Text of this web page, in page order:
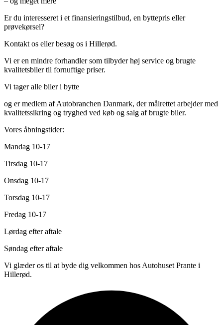
Er du interesseret i et finansieringstilbud, en byttepris eller
prøvekørsel?
Kontakt os eller besøg os i Hillerød.
Vi er en mindre forhandler som tilbyder høj service og brugte
kvalitetsbiler til fornuftige priser.
Vi tager alle biler i bytte
og er medlem af Autobranchen Danmark, der målrettet arbejder med
kvalitetssikring og tryghed ved køb og salg af brugte biler.
Vores åbningstider:
Mandag 10-17
Tirsdag 10-17
Onsdag 10-17
Torsdag 10-17
Fredag 10-17
Lørdag efter aftale
Søndag efter aftale
Vi glæder os til at byde dig velkommen hos Autohuset Prante i
Hillerød.